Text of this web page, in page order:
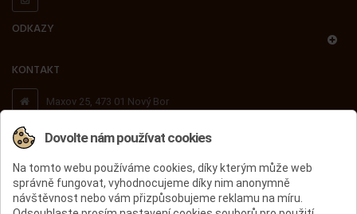
ODKAZY
KONTAKT
Maxov 25, 473 01 Nový Bor
+420 603 503 716
peccini@peccini.cz
Dovolte nám používat cookies
Na tomto webu používáme cookies, díky kterým může web
správně fungovat, vyhodnocujeme díky nim anonymně
návštěvnost nebo vám přizpůsobujeme reklamu na míru.